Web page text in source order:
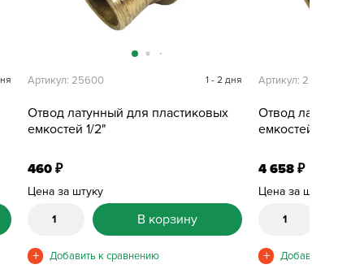
Отвод латунный для пластиковых
емкостей 1/2"
Артикул: 25600 1 - 2 дня
460₽
Цена за штуку
В корзину
Отвод латунный
емкостей 2"
Артикул: 25612
4 658₽
Цена за штуку